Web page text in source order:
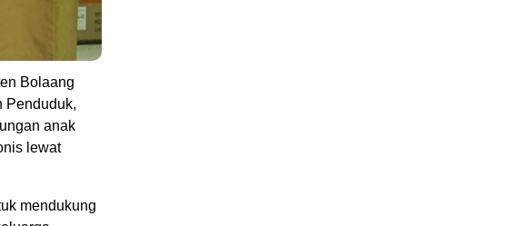
Bolaang
Penduduk,
anak
lewat
mendukung